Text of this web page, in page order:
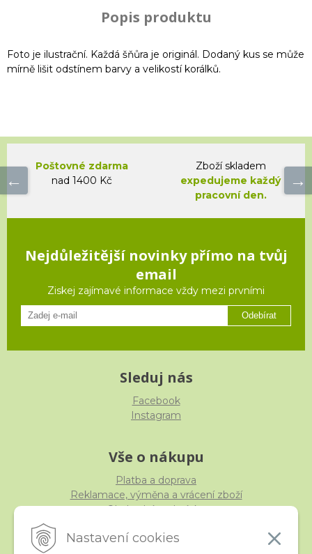
Nastavení cookies
Popis produktu
Foto je ilustrační. Každá šňůra je originál. Dodaný kus se může
mírně lišit odstínem barvy a velikostí korálků.
Poštovné zdarma
nad 1400 Kč
Zboží skladem
expedujeme každý
pracovní den.
Nejdůležitější novinky přímo na tvůj
email
Ziskej zajímavé informace vždy mezi prvními
Odebírat
Sleduj nás
Facebook
Instagram
Vše o nákupu
Platba a doprava
Reklamace, výměna a vrácení zboží
Obchodní podmínky